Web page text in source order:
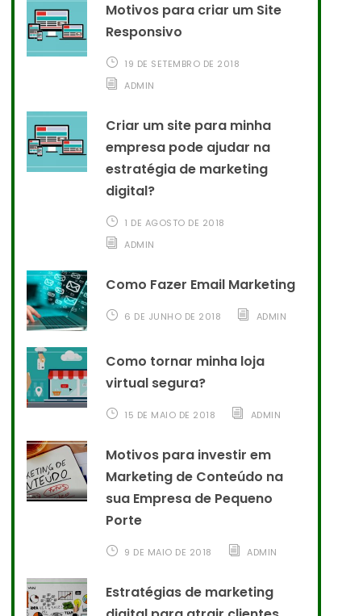
Motivos para criar um Site
Responsivo
19 DE SETEMBRO DE 2018
ADMIN
Criar um site para minha
empresa pode ajudar na
estratégia de marketing
digital?
1 DE AGOSTO DE 2018
ADMIN
Como Fazer Email Marketing
6 DE JUNHO DE 2018 ADMIN
Como tornar minha loja
virtual segura?
15 DE MAIO DE 2018 ADMIN
Motivos para investir em
Marketing de Conteúdo na
sua Empresa de Pequeno
Porte
9 DE MAIO DE 2018 ADMIN
Estratégias de marketing